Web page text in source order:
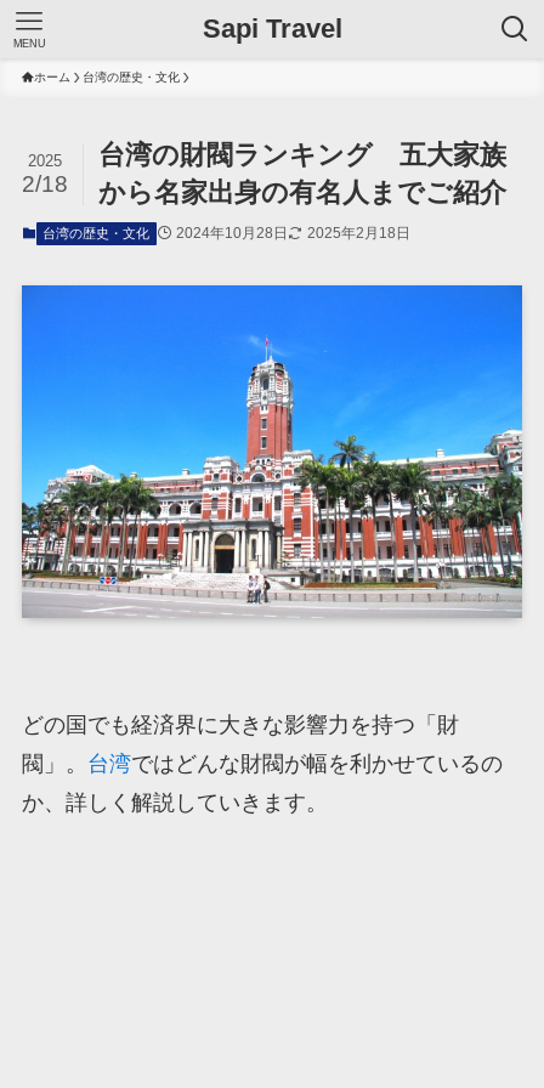
Sapi Travel
MENU
ホーム 台湾の歴史・文化
台湾の財閥ランキング 五大家族
から名家出身の有名人までご紹介
2025
2/18
台湾の歴史・文化 2024年10月28日 2025年2月18日
どの国でも経済界に大きな影響力を持つ「財
閥」。 台湾ではどんな財閥が幅を利かせているの
か、詳しく解説していきます。